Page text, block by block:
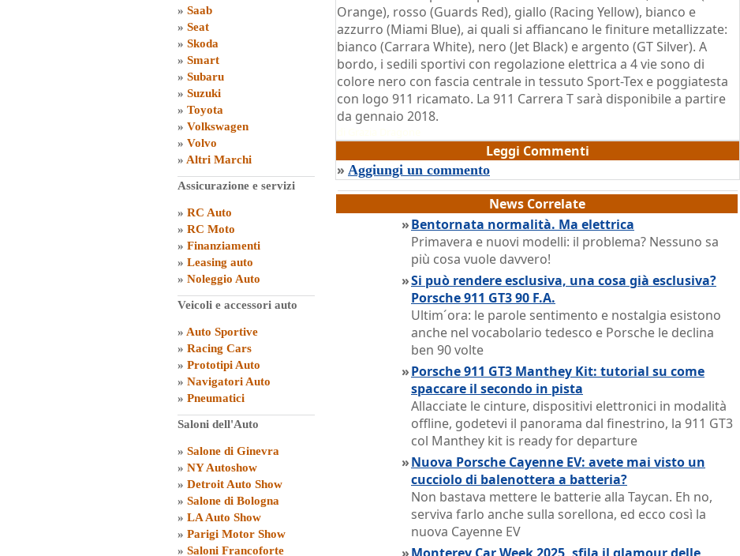
» Saab
» Seat
» Skoda
» Smart
» Subaru
» Suzuki
» Toyota
» Volkswagen
» Volvo
» Altri Marchi
Assicurazione e servizi
» RC Auto
» RC Moto
» Finanziamenti
» Leasing auto
» Noleggio Auto
Veicoli e accessori auto
» Auto Sportive
» Racing Cars
» Prototipi Auto
» Navigatori Auto
» Pneumatici
Saloni dell'Auto
» Salone di Ginevra
» NY Autoshow
» Detroit Auto Show
» Salone di Bologna
» LA Auto Show
» Parigi Motor Show
» Saloni Francoforte
Orange), rosso (Guards Red), giallo (Racing Yellow), bianco e
azzurro (Miami Blue), ai quali si affiancano le finiture metallizzate:
bianco (Carrara White), nero (Jet Black) e argento (GT Silver). A
bordo, i sedili sportivi con regolazione elettrica a 4 vie sono di
colore nero con fascia centrale in tessuto Sport-Tex e poggiatesta
con logo 911 ricamato. La 911 Carrera T sarà disponibile a partire
da gennaio 2018.
Leggi Commenti
» Aggiungi un commento
News Correlate
»Bentornata normalità. Ma elettrica
Primavera e nuovi modelli: il problema? Nessuno sa
più cosa vuole davvero!
»Si può rendere esclusiva, una cosa già esclusiva?
Porsche 911 GT3 90 F.A.
Ultim´ora: le parole sentimento e nostalgia esistono
anche nel vocabolario tedesco e Porsche le declina
ben 90 volte
»Porsche 911 GT3 Manthey Kit: tutorial su come
spaccare il secondo in pista
Allacciate le cinture, dispositivi elettronici in modalità
offline, godetevi il panorama dal finestrino, la 911 GT3
col Manthey kit is ready for departure
»Nuova Porsche Cayenne EV: avete mai visto un
cucciolo di balenottera a batteria?
Non bastava mettere le batterie alla Taycan. Eh no,
serviva farlo anche sulla sorellona, ed ecco così la
nuova Cayenne EV